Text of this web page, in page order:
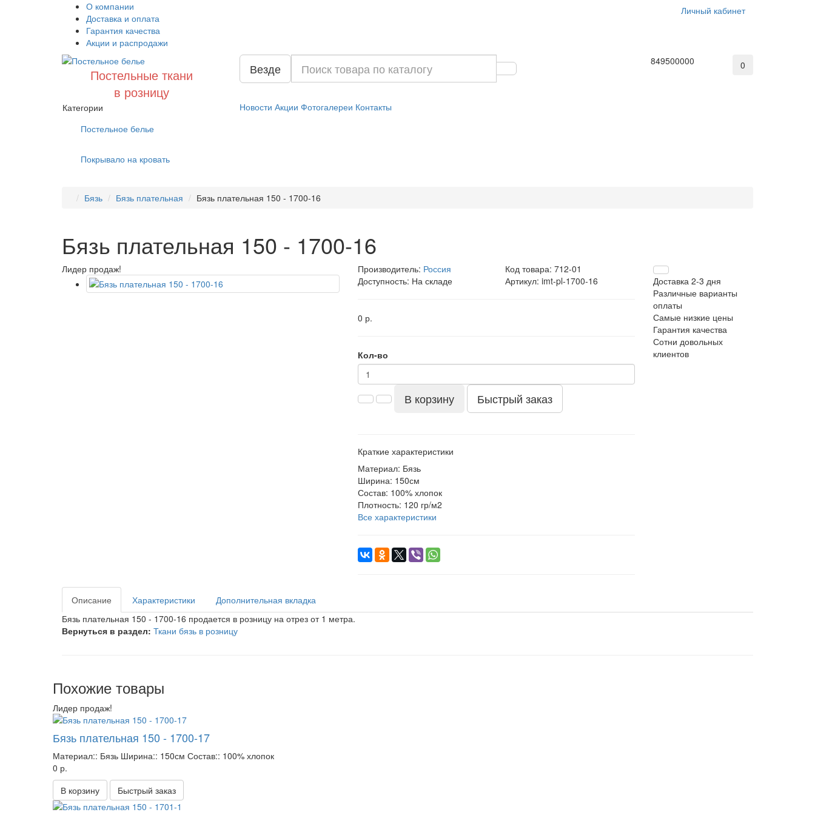
Личный кабинет
О компании
Доставка и оплата
Гарантия качества
Акции и распродажи
Постельные ткани
в розницу
849500000 0
Везде
Новости Акции Фотогалереи Контакты
Категории
Постельное белье
Покрывало на кровать
Бязь Бязь плательная Бязь плательная 150 - 1700-16
Бязь плательная 150 - 1700-16
Лидер продаж! Производитель: Россия Код товара:712-01
Доступность: На складе
Артикул: imt-pl-1700-16
0 р.
Кол-во
В корзину Быстрый заказ
Краткие характеристики
Материал: Бязь
Ширина: 150см
Состав: 100% хлопок
Плотность: 120 гр/м2
Все характеристики
Доставка 2-3 дня
Различные варианты
оплаты
Самые низкие цены
Гарантия качества
Сотни довольных
клиентов
Описание Характеристики
Дополнительная вкладка
Бязь плательная 150 - 1700-16 продается в розницу на отрез от 1 метра.
Вернуться в раздел: Ткани бязь в розницу
Похожие товары
Лидер продаж!
Бязь плательная 150 - 1700-17
Материал:: Бязь Ширина:: 150см Состав:: 100% хлопок
0 р.
В корзину
Быстрый заказ